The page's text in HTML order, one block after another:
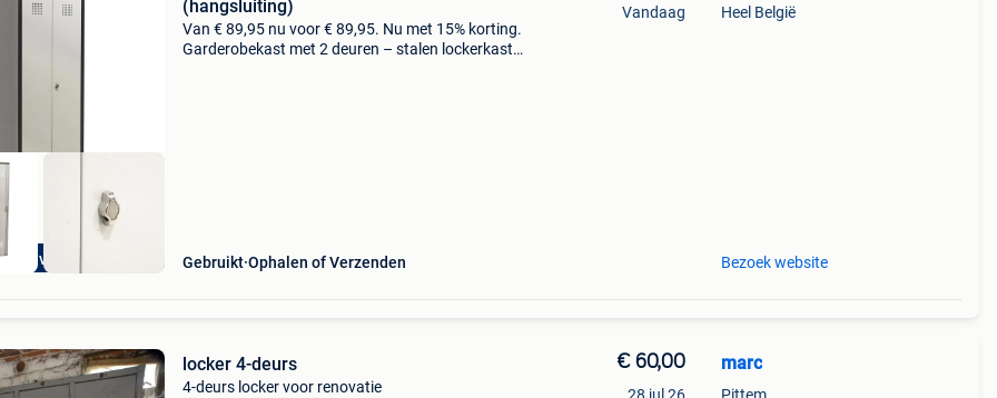
voordelig
(hangsluiting)
Van € 89,95 nu voor € 89,95. Nu met 15% korting.
Garderobekast met 2 deuren – stalen lockerkast
Gebruikt Ophalen of Verzenden
Vandaag Heel België
Bezoek website
locker 4-deurs
4-deurs locker voor renovatie
€ 60,00 marc